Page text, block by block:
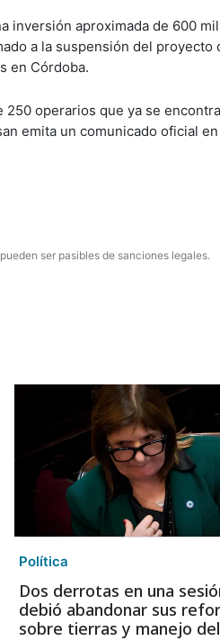
inversión aproximada de 600
a la suspensión del proyecto
en Córdoba.
operarios que ya se
emita un comunicado oficial
ser pasibles de sanciones legales.
Política
Dos derrotas en una
debió abandonar sus
sobre tierras y manejo